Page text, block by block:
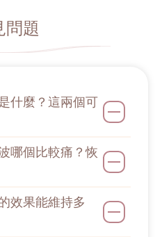
問題
什麼？這兩個可
哪個比較痛？恢
效果能維持多